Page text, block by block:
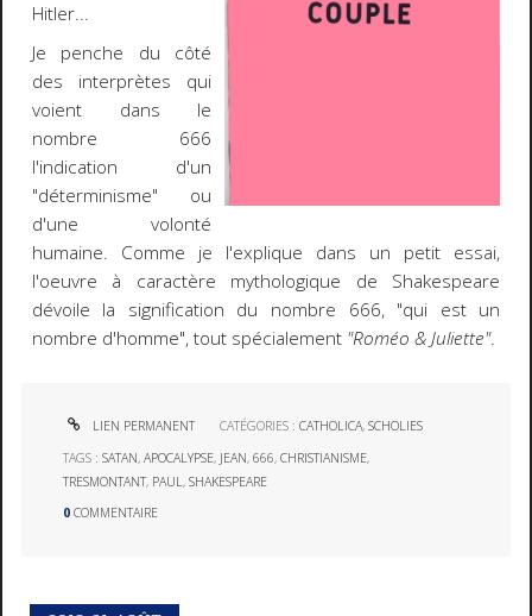
Hitler...
Je penche du côté
des interprètes qui
voient dans le
nombre 666
l'indication d'un
"déterminisme" ou
d'une volonté
humaine. Comme je l'explique dans un petit essai,
l'oeuvre à caractère mythologique de Shakespeare
dévoile la signification du nombre 666, "qui est un
nombre d'homme", tout spécialement "Roméo & Juliette".
LIEN PERMANENT CATÉGORIES :CATHOLICA,SCHOLIES
TAGS :SATAN,APOCALYPSE, JEAN,666,CHRISTIANISME,
TRESMONTANT, PAUL ,SHAKESPEARE
0 COMMENTAIRE